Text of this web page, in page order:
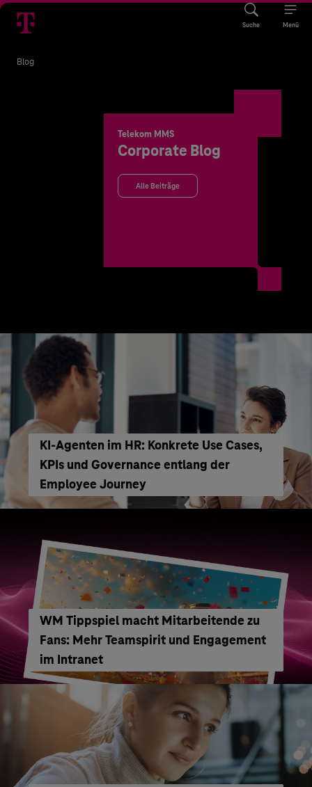
Suche Menü
Blog
Telekom MMS
Corporate Blog
Alle Beiträge
KI‑Agenten im HR: Konkrete Use Cases,
KPIs und Governance entlang der
Employee Journey
WM Tippspiel macht Mitarbeitende zu
Fans: Mehr Teamspirit und Engagement
im Intranet